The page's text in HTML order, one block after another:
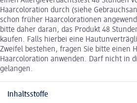
Haarcoloration durch (siehe
schon früher Haarcolorationen
bitte daher daran, das Produkt 48
kaufen. Falls hierbei eine
Zweifel bestehen, fragen Sie bitte einen
Haarcoloration anwenden. Darf nicht in
gelangen.
Inhaltsstoffe